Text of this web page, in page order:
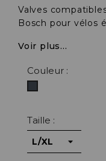
Valves
Bosch pour vélos
Voir plus...
Couleur :
Taille :